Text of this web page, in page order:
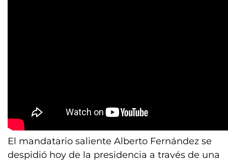
El mandatario saliente Alberto Fernández se
despidió hoy de la presidencia a través de una